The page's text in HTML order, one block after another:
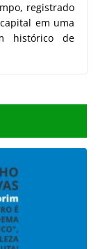
registrado
em uma
histórico de